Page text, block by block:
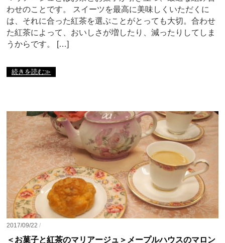
わせのことです。 スイーツを最高に美味しくいただくに
は、それに合った紅茶を選ぶことがとっても大切。合わせ
た紅茶によって、おいしさが増したり、減ったりしてしま
うからです。 […]
続きを読む≫
2017/09/22/
＜お菓子と紅茶のマリアージュ＞メープルハウスのマロン